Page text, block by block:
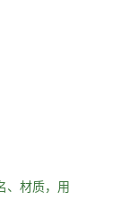
、材质，用